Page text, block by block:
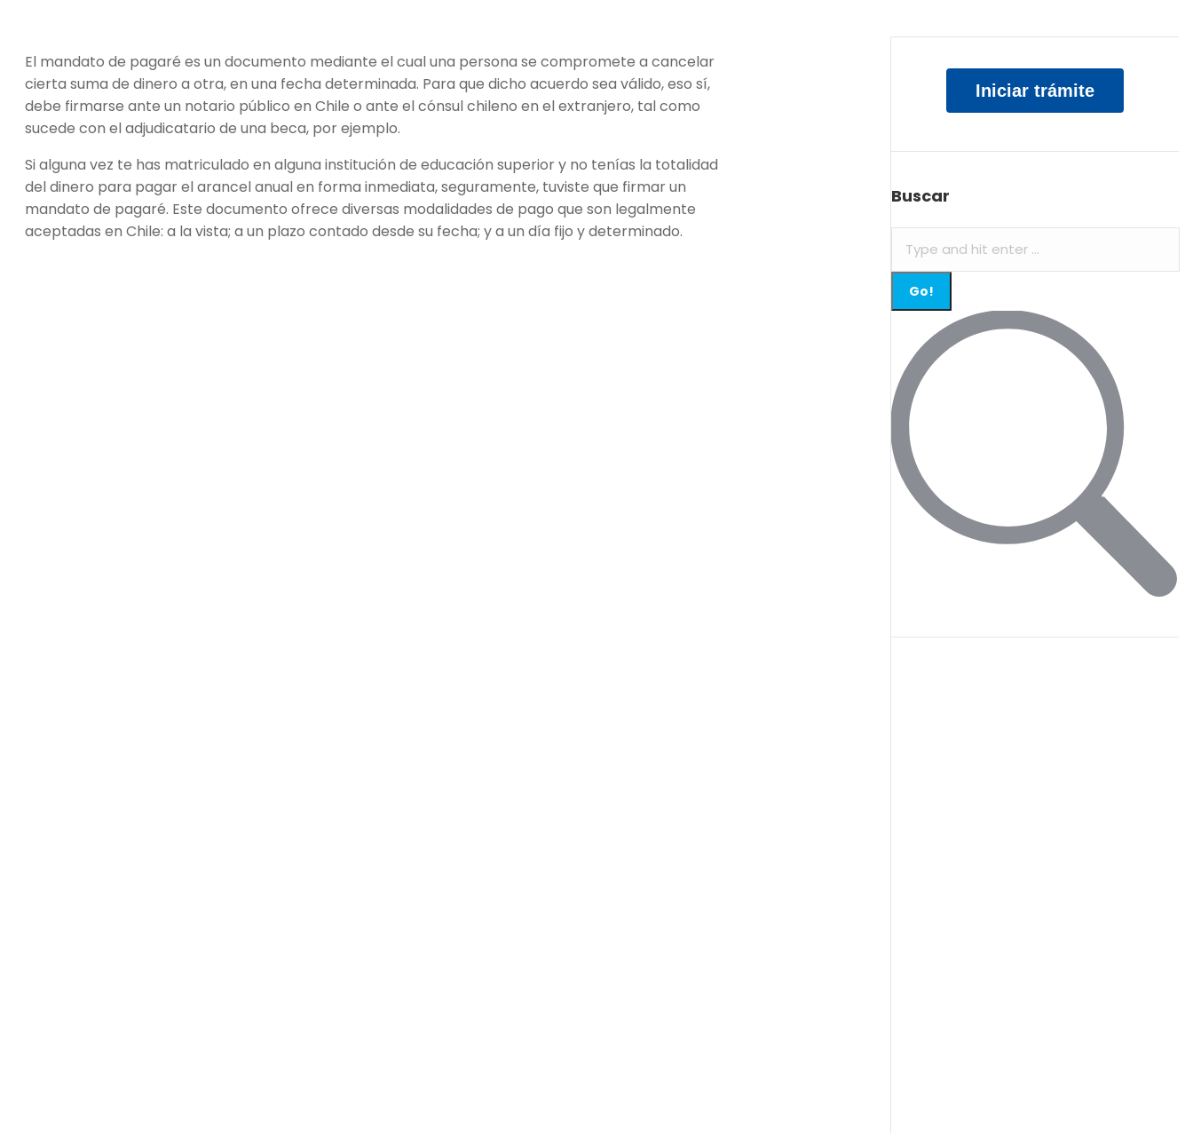
El mandato de pagaré es un documento mediante el cual una persona se compromete a cancelar
cierta suma de dinero a otra, en una fecha determinada. Para que dicho acuerdo sea válido, eso sí,
debe firmarse ante un notario público en Chile o ante el cónsul chileno en el extranjero, tal como
sucede con el adjudicatario de una beca, por ejemplo.
Si alguna vez te has matriculado en alguna institución de educación superior y no tenías la totalidad
del dinero para pagar el arancel anual en forma inmediata, seguramente, tuviste que firmar un
mandato de pagaré. Este documento ofrece diversas modalidades de pago que son legalmente
aceptadas en Chile: a la vista; a un plazo contado desde su fecha; y a un día fijo y determinado.
Iniciar trámite
Buscar